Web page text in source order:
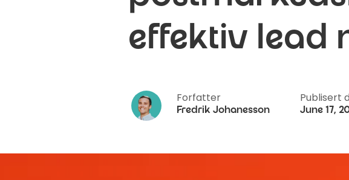
effektiv lead
Forfatter
Fredrik Johanesson
Publisert
June 17,